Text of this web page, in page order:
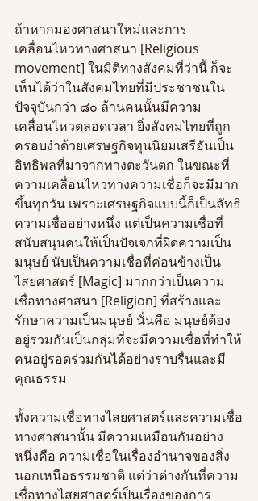
ถ้าหากมองศาสนาใหม่และการ
เคลื่อนไหวทางศาสนา [Religious
movement] ในมิติทางสังคมที่ว่านี้ ก็จะ
เห็นได้ว่าในสังคมไทยที่มีประชาชนใน
ปัจจุบันกว่า ๘๐ ล้านคนนั้นมีความ
เคลื่อนไหวตลอดเวลา ยิ่งสังคมไทยที่ถูก
ครอบงำด้วยเศรษฐกิจทุนนิยมเสรีอันเป็น
อิทธิพลที่มาจากทางตะวันตก ในขณะที่
ความเคลื่อนไหวทางความเชื่อก็จะมีมาก
ขึ้นทุกวัน เพราะเศรษฐกิจแบบนี้ก็เป็นลัทธิ
ความเชื่ออย่างหนึ่ง แต่เป็นความเชื่อที่
สนับสนุนคนให้เป็นปัจเจกที่ผิดความเป็น
มนุษย์ นับเป็นความเชื่อที่ค่อนข้างเป็น
ไสยศาสตร์ [Magic] มากกว่าเป็นความ
เชื่อทางศาสนา [Religion] ที่สร้างและ
รักษาความเป็นมนุษย์ นั่นคือ มนุษย์ต้อง
อยู่รวมกันเป็นกลุ่มที่จะมีความเชื่อที่ทำให้
คนอยู่รอดร่วมกันได้อย่างราบรื่นและมี
คุณธรรม
ทั้งความเชื่อทางไสยศาสตร์และความเชื่อ
ทางศาสนานั้น มีความเหมือนกันอย่าง
หนึ่งคือ ความเชื่อในเรื่องอำนาจของสิ่ง
นอกเหนือธรรมชาติ แต่ว่าต่างกันที่ความ
เชื่อทางไสยศาสตร์เป็นเรื่องของการ